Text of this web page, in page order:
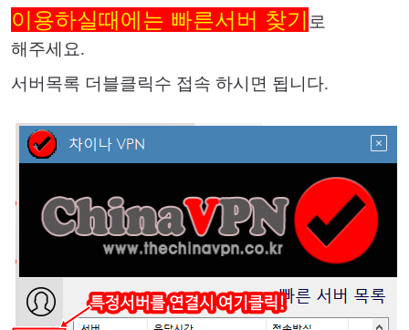
이용하실때에는 빠른서버 찾기 로
해주세요.
서버목록 더블클릭수 접속 하시면 됩니다.